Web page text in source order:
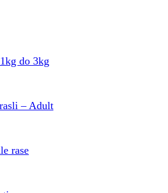
do 3kg
– Adult
rase